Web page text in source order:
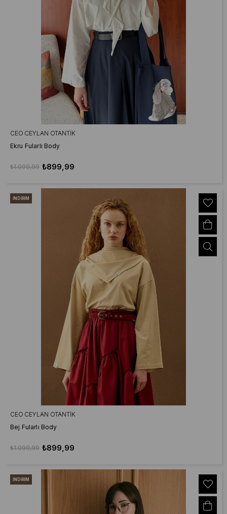
CEO CEYLAN OTANTIK
Ekru Fularlı Body
₺899,99
₺1.099,99
CEO CEYLAN OTANTIK
Bej Fularlı Body
₺899,99
₺1.099,99
İNDIRIM
İNDIRIM